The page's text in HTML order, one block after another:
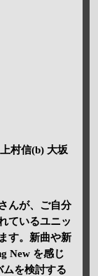
村信(b) 大坂
んが、ご自分
ているユニッ
す。新曲や新
New を感じ
ムを検討する